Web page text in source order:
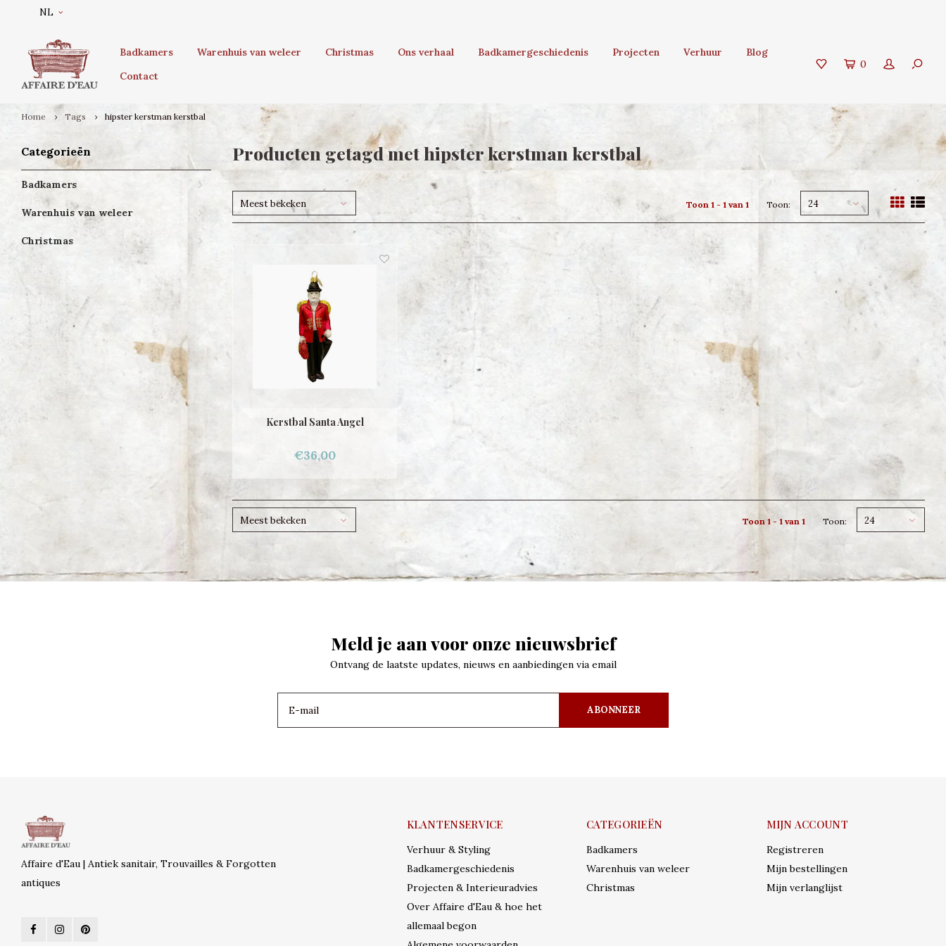
NL
Badkamers Warenhuis van weleer Christmas Ons verhaal Badkamergeschiedenis Projecten Verhuur
Blog
Contact
0
Home Tags hipster kerstman kerstbal
Categorieën
Badkamers
Warenhuis van weleer
Christmas
Producten getagd met hipster kerstman kerstbal
Meest bekeken Toon 1 - 1 van 1 Toon: 24
Kerstbal Santa Angel
€36,00
Meest bekeken Toon 1 - 1 van 1 Toon: 24
Meld je aan voor onze nieuwsbrief
Ontvang de laatste updates, nieuws en aanbiedingen via email
ABONNEER
Affaire d'Eau | Antiek sanitair, Trouvailles & Forgotten
antiques
KLANTENSERVICE
Verhuur & Styling
Badkamergeschiedenis
Projecten & Interieuradvies
Over Affaire d'Eau & hoe het
allemaal begon
CATEGORIEËN
Badkamers
Warenhuis van weleer
Christmas
MIJN ACCOUNT
Registreren
Mijn bestellingen
Mijn verlanglijst